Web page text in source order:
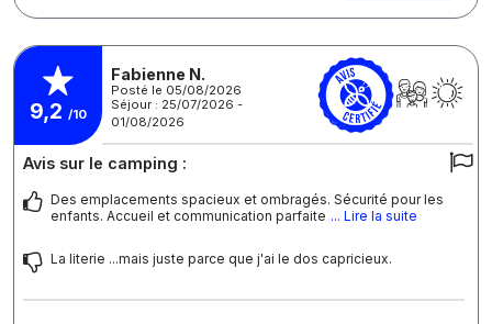
9,2 /10
Fabienne N.
Posté le 05/08/2026
Séjour : 25/07/2026 -
01/08/2026
Avis sur le camping :
Des emplacements spacieux et ombragés. Sécurité pour les
enfants. Accueil et communication parfaite ... Lire la suite
La literie ...mais juste parce que j'ai le dos capricieux.